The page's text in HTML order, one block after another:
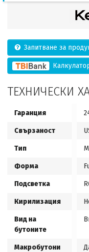
Запитване за
ТЕХНИЧЕСКИ
Гаранция
Свързаност
Тип
Форма
Подсветка
Кирилизация
Вид на
бутоните
Макробутони